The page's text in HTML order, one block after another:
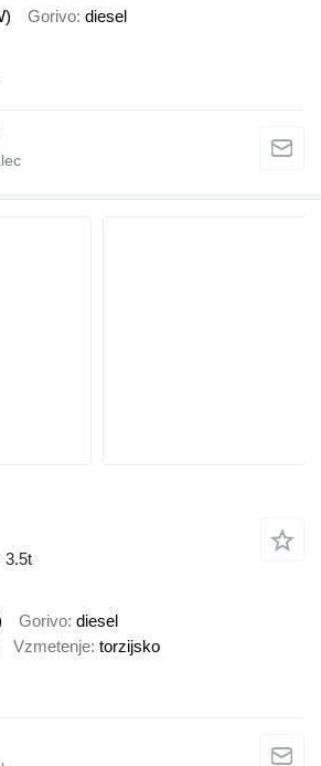
Gorivo diesel
3.5t
Gorivo diesel
Vzmetenje torzijsko